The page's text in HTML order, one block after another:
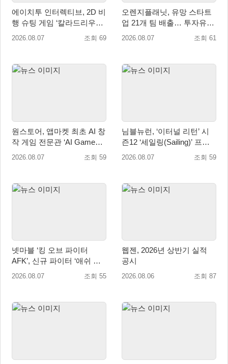
에이치투 인터렉티브, 2D 비
행 슈팅 게임 ‘칼라드리우스
2/다크 엘레멘트’ 올 겨울 전
2026.08.07 조회 69
오렌지플래닛, 유망 스타트
업 21개 팀 배출… 투자유치∙
매출성장 성과 눈길
2026.08.07 조회 61
원스토어, 앱마켓 최초 AI 창
작 게임 전문관 ‘AI Games’
오픈
2026.08.07 조회 59
님블뉴런, ‘이터널 리턴’ 시
즌12 ‘세일링(Sailing)’ 프리
시즌 시작
2026.08.07 조회 59
넷마블 ‘킹 오브 파이터
AFK’, 신규 파이터 ‘애쉬 크
림존’ 업데이트
2026.08.07 조회 55
웹젠, 2026년 상반기 실적
공시
2026.08.06 조회 87